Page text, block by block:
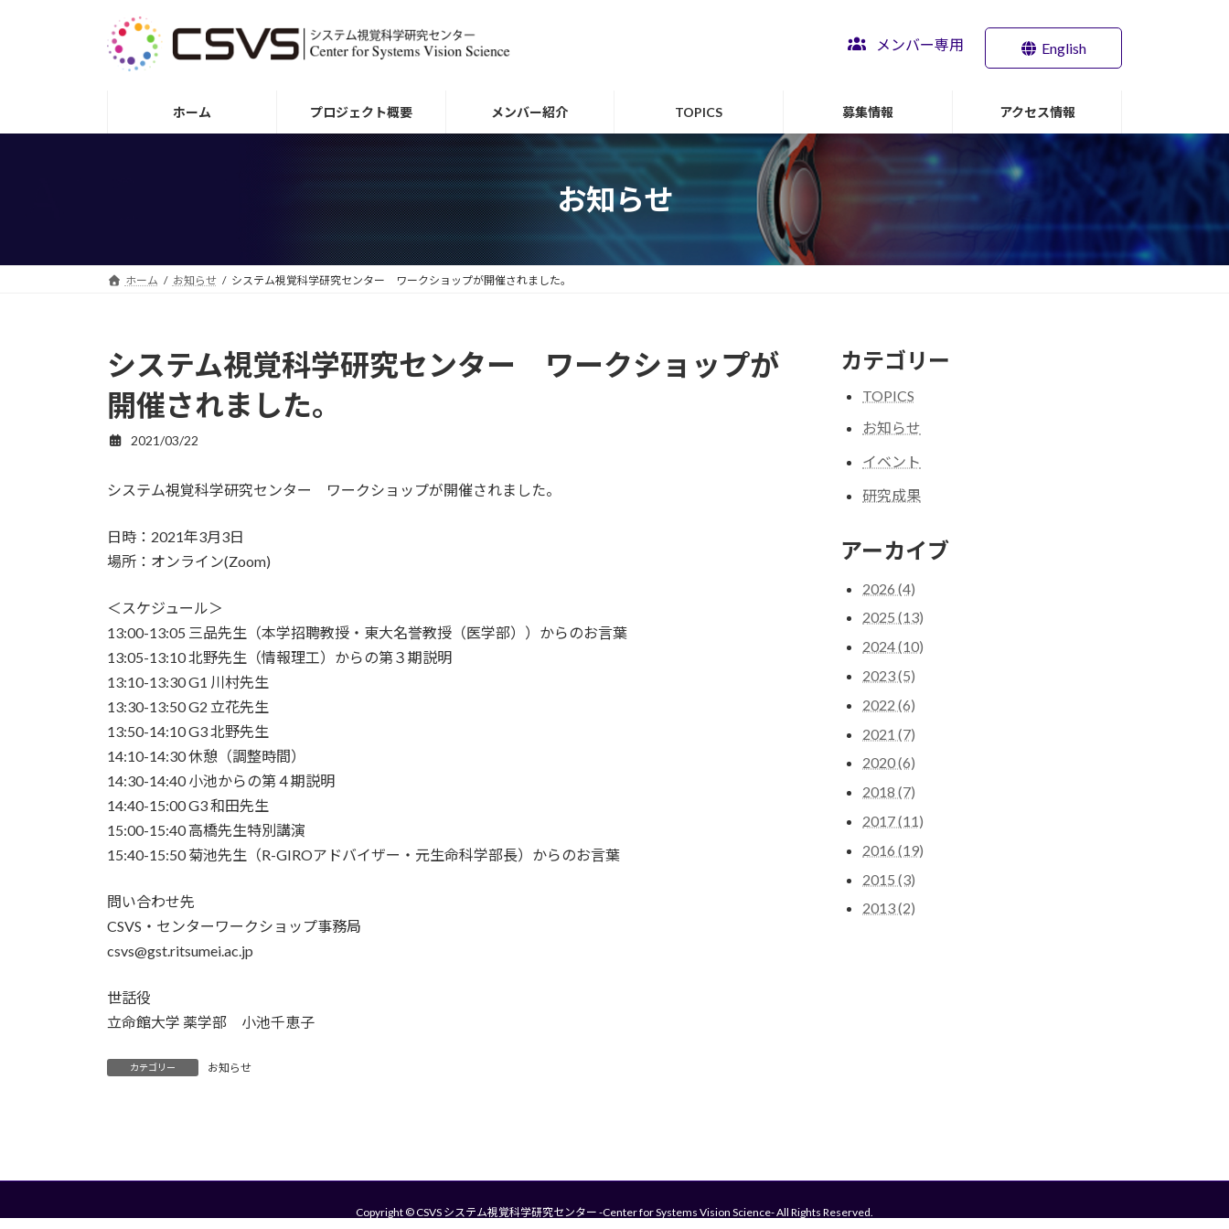
メンバー専用 English
ホーム プロジェクト概要 メンバー紹介 TOPICS 募集情報 アクセス情報
お知らせ
ホーム お知らせ システム視覚科学研究センター ワークショップが開催されました。
システム視覚科学研究センター ワークショップが
開催されました。
2021/03/22
システム視覚科学研究センター ワークショップが開催されました。
日時：2021年3月3日
場所：オンライン(Zoom)
＜スケジュール＞
13:00-13:05 三品先生（本学招聘教授・東大名誉教授（医学部））からのお言葉
13:05-13:10 北野先生（情報理工）からの第３期説明
13:10-13:30 G1 川村先生
13:30-13:50 G2 立花先生
13:50-14:10 G3 北野先生
14:10-14:30 休憩（調整時間）
14:30-14:40 小池からの第４期説明
14:40-15:00 G3 和田先生
15:00-15:40 高橋先生特別講演
15:40-15:50 菊池先生（R-GIROアドバイザー・元生命科学部長）からのお言葉
問い合わせ先
CSVS・センターワークショップ事務局
csvs@gst.ritsumei.ac.jp
世話役
立命館大学 薬学部 小池千恵子
カテゴリー お知らせ
カテゴリー
TOPICS
お知らせ
イベント
研究成果
アーカイブ
2026 (4)
2025 (13)
2024 (10)
2023 (5)
2022 (6)
2021 (7)
2020 (6)
2018 (7)
2017 (11)
2016 (19)
2015 (3)
2013 (2)
Copyright © CSVS システム視覚科学研究センター -Center for Systems Vision Science- All Rights Reserved.